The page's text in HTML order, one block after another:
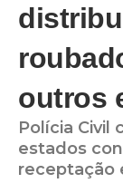
outros
Polícia Civil
estados
receptação